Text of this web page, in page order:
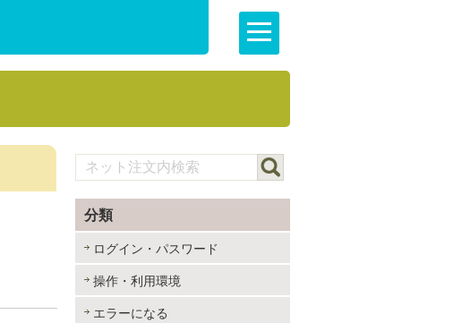
分類
ログイン・パスワード
操作・利用環境
エラーになる